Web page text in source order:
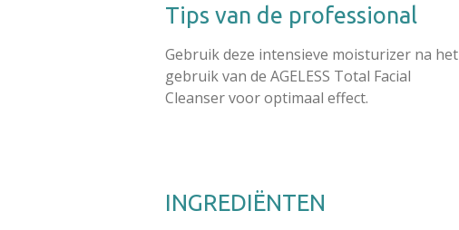
Tips van de professional
Gebruik deze intensieve moisturizer na het
gebruik van de AGELESS Total Facial
Cleanser voor optimaal effect.
INGREDIËNTEN